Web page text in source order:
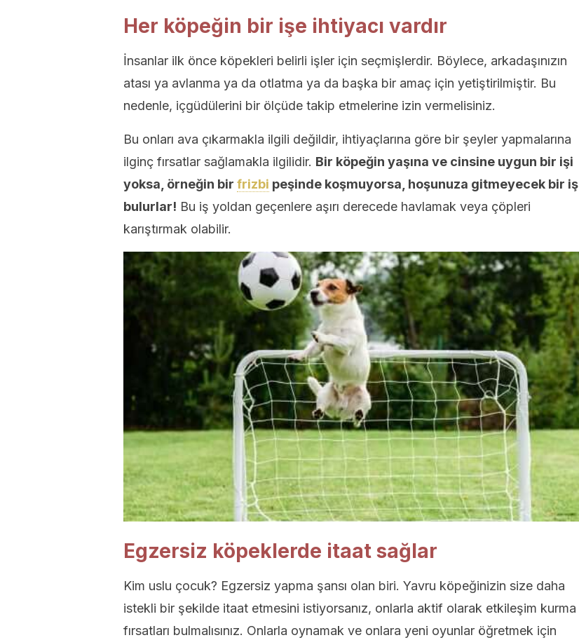
Her köpeğin bir işe ihtiyacı vardır
İnsanlar ilk önce köpekleri belirli işler için seçmişlerdir. Böylece, arkadaşınızın
atası ya avlanma ya da otlatma ya da başka bir amaç için yetiştirilmiştir. Bu
nedenle, içgüdülerini bir ölçüde takip etmelerine izin vermelisiniz.
Bu onları ava çıkarmakla ilgili değildir, ihtiyaçlarına göre bir şeyler yapmalarına
ilginç fırsatlar sağlamakla ilgilidir. Bir köpeğin yaşına ve cinsine uygun bir işi
yoksa, örneğin bir frizbi peşinde koşmuyorsa, hoşunuza gitmeyecek bir iş
bulurlar! Bu iş yoldan geçenlere aşırı derecede havlamak veya çöpleri
karıştırmak olabilir.
Egzersiz köpeklerde itaat sağlar
Kim uslu çocuk? Egzersiz yapma şansı olan biri. Yavru köpeğinizin size daha
istekli bir şekilde itaat etmesini istiyorsanız, onlarla aktif olarak etkileşim kurma
fırsatları bulmalısınız. Onlarla oynamak ve onlara yeni oyunlar öğretmek için